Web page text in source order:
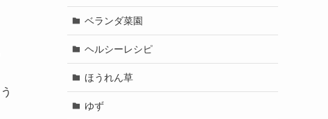
ベランダ菜園
ヘルシーレシピ
ほうれん草
ゆず